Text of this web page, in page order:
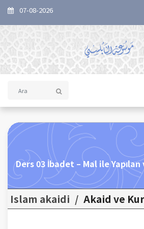
07-08-2026
Ders 03 İbadet – Mal ile
Islam akaidi /